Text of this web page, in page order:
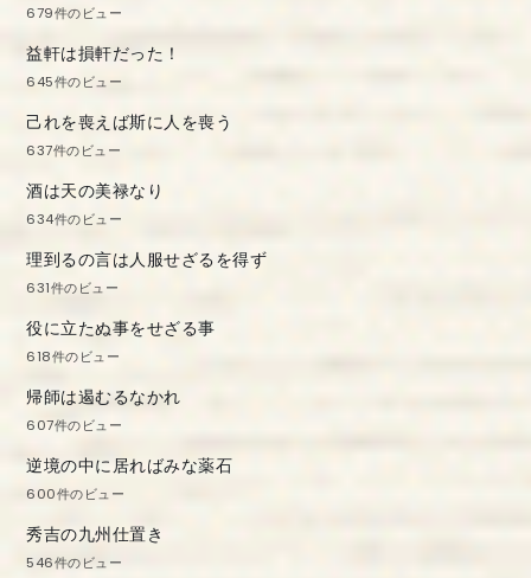
679件のビュー
益軒は損軒だった！
645件のビュー
己れを喪えば斯に人を喪う
637件のビュー
酒は天の美禄なり
634件のビュー
理到るの言は人服せざるを得ず
631件のビュー
役に立たぬ事をせざる事
618件のビュー
帰師は遏むるなかれ
607件のビュー
逆境の中に居ればみな薬石
600件のビュー
秀吉の九州仕置き
546件のビュー